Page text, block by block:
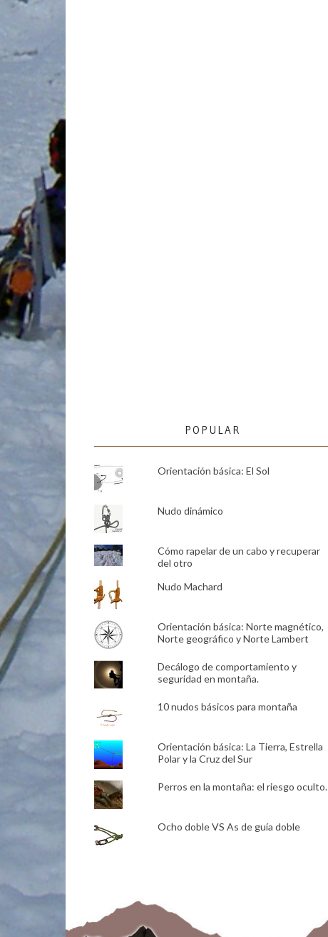
POPULAR
Orientación básica: El Sol
Nudo dinámico
Cómo rapelar de un cabo y recuperar
del otro
Nudo Machard
Orientación básica: Norte magnético,
Norte geográfico y Norte Lambert
Decálogo de comportamiento y
seguridad en montaña.
10 nudos básicos para montaña
Orientación básica: La Tierra, Estrella
Polar y la Cruz del Sur
Perros en la montaña: el riesgo oculto.
Ocho doble VS As de guía doble